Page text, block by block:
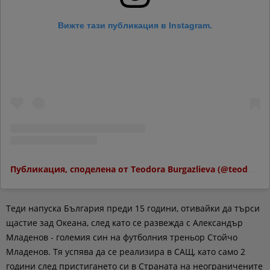
Вижте тази публикация в Instagram.
Теди напуска България преди 15 години, отивайки да търси
щастие зад Океана, след като се развежда с Александър
Младенов - големия син на футболния треньор Стойчо
Младенов. Тя успява да се реализира в САЩ, като само 2
години след пристигането си в Страната на неограничените